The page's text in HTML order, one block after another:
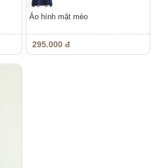
Áo hình mặt mèo
295.000 đ